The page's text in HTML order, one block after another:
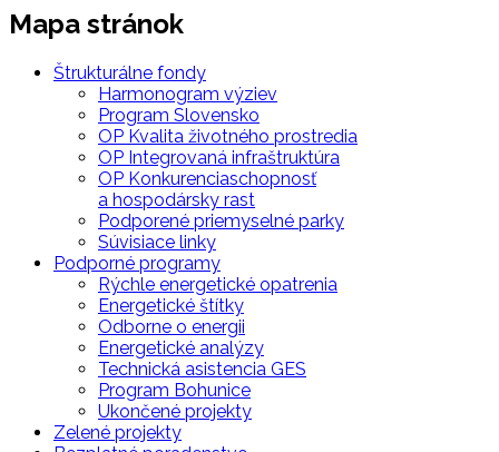
Mapa stránok
Štrukturálne fondy
Harmonogram výziev
Program Slovensko
OP Kvalita životného prostredia
OP Integrovaná infraštruktúra
OP Konkurenciaschopnosť
a hospodársky rast
Podporené priemyselné parky
Súvisiace linky
Podporné programy
Rýchle energetické opatrenia
Energetické štítky
Odborne o energii
Energetické analýzy
Technická asistencia GES
Program Bohunice
Ukončené projekty
Zelené projekty